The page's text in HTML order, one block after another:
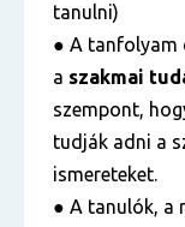
tanulni)
● A tanfolyam
a szakmai
szempont,
tudják adni a
ismereteket.
● A tanulók, a